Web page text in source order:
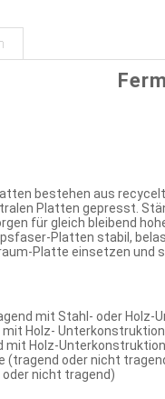
bestehen aus
Platten gepresst.
für gleich bleibend
Platten stabil,
Platte einsetzen und
mit Stahl- oder Holz-
Holz-
mit Holz-
(tragend oder nicht
nicht tragend)